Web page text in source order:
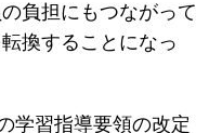
負担にもつながって
換することになっ
学習指導要領の改定